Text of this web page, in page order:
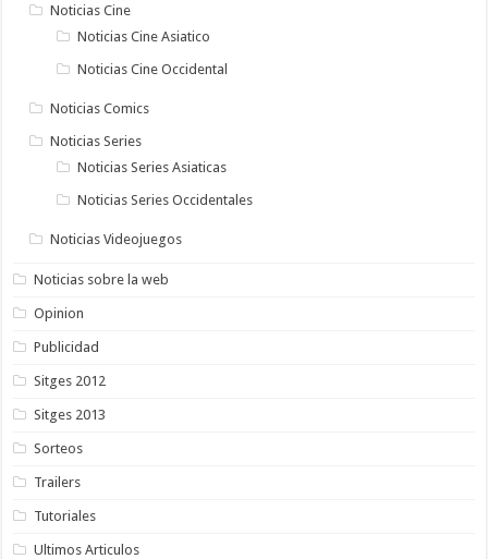
Noticias Cine
Noticias Cine Asiatico
Noticias Cine Occidental
Noticias Comics
Noticias Series
Noticias Series Asiaticas
Noticias Series Occidentales
Noticias Videojuegos
Noticias sobre la web
Opinion
Publicidad
Sitges 2012
Sitges 2013
Sorteos
Trailers
Tutoriales
Ultimos Articulos